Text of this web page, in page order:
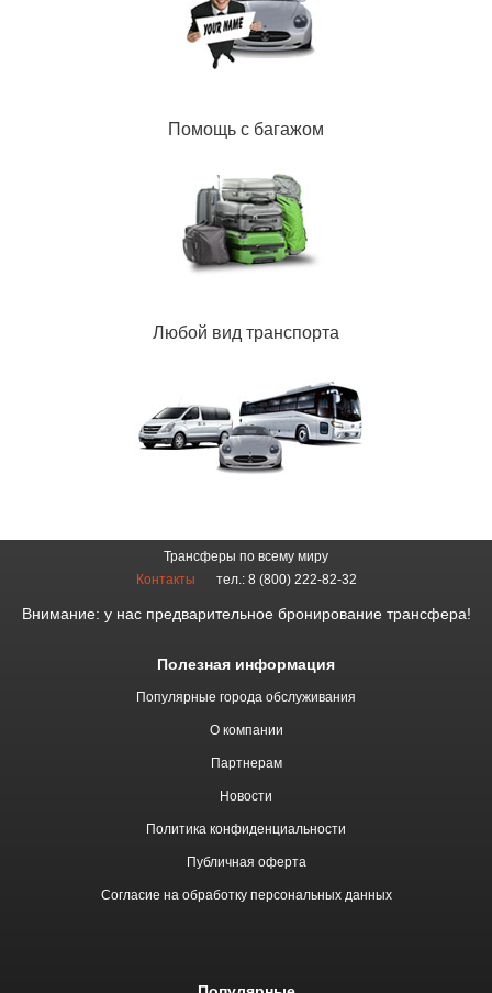
Помощь с багажом
Любой вид транспорта
Трансферы по всему миру
Полезная информация
Популярные города обслуживания
О компании
Партнерам
Новости
Политика конфиденциальности
Публичная оферта
Согласие на обработку персональных данных
Контакты тел.: 8 (800) 222-82-32
Внимание: у нас предварительное бронирование трансфера!